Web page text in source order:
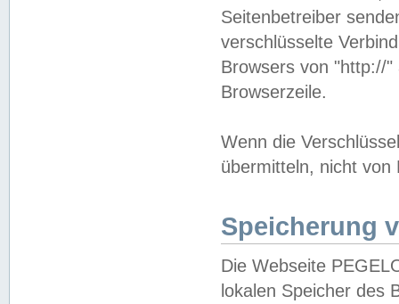
Seitenbetreiber
verschlüsselte
Browsers von "http://
Browserzeile.
Wenn die
übermitteln, nicht von
Speicherung
Die Webseite
lokalen Speicher des